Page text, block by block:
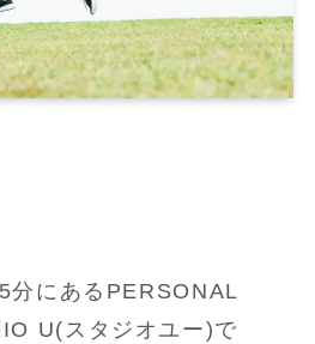
分にあるPERSONAL
U(スタジオユー)で